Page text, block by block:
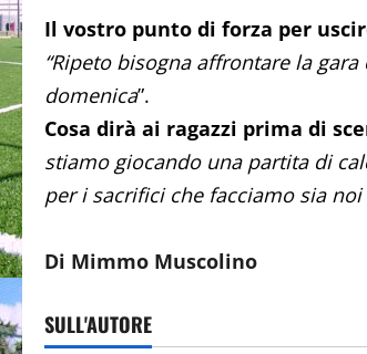
Il vostro punto di forza per
“Ripeto bisogna affrontare la
domenica”.
Cosa dirà ai ragazzi prima di
stiamo giocando una partita di
per i sacrifici che facciamo sia noi
Di Mimmo Muscolino
SULL'AUTORE